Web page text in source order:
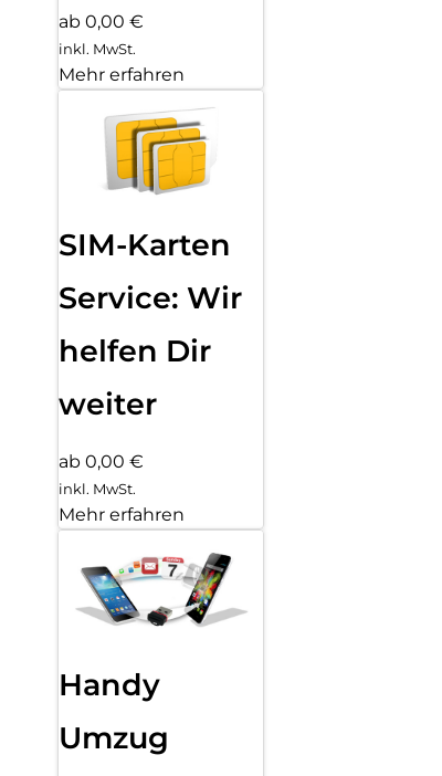
ab 0,00 €
inkl. MwSt.
Mehr erfahren
SIM-Karten
Service: Wir
helfen Dir
weiter
ab 0,00 €
inkl. MwSt.
Mehr erfahren
Handy
Umzug